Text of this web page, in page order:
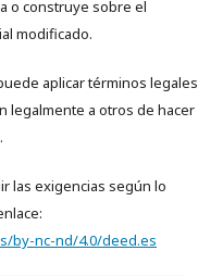
o construye sobre el
modificado.
aplicar términos legales
legalmente a otros de hacer
las exigencias según lo
by-nc-nd/4.0/deed.es